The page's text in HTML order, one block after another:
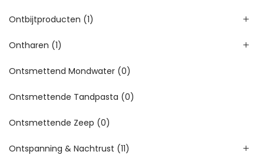
Ontbijtproducten (1)
Ontharen (1)
Ontsmettend Mondwater (0)
Ontsmettende Tandpasta (0)
Ontsmettende Zeep (0)
Ontspanning & Nachtrust (11)